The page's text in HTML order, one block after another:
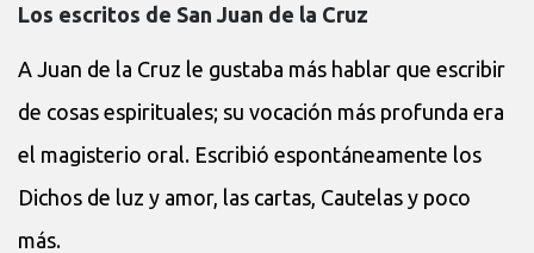
Los escritos de San Juan de la Cruz
A Juan de la Cruz le gustaba más hablar que escribir
de cosas espirituales; su vocación más profunda era
el magisterio oral. Escribió espontáneamente los
Dichos de luz y amor, las cartas, Cautelas y poco
más.